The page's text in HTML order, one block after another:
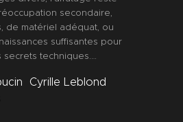
secondaire,
de matériel adéquat, ou
suffisantes pour
secrets techniques.…
Cyrille Leblond